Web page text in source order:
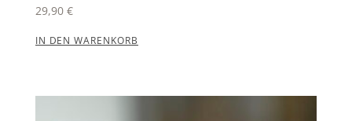
29,90 €
IN DEN WARENKORB